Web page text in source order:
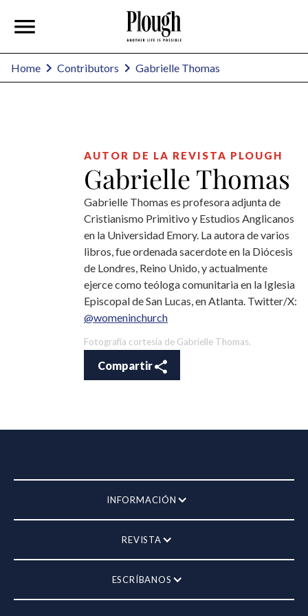
Home Contributors Gabrielle Thomas
AUTOR DE LA REVISTA PLOUGH
Gabrielle Thomas
Gabrielle Thomas es profesora adjunta de
Cristianismo Primitivo y Estudios Anglicanos
en la Universidad Emory. La autora de varios
libros, fue ordenada sacerdote en la Diócesis
de Londres, Reino Unido, y actualmente
ejerce como teóloga comunitaria en la Iglesia
Episcopal de San Lucas, en Atlanta. Twitter/X:
@womeninchurch
Fotografía cortesía de Gabrielle Thomas.
Compartir
INFORMACIÓN
REVISTA
ESCRÍBANOS